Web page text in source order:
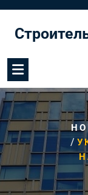
содержимому
/